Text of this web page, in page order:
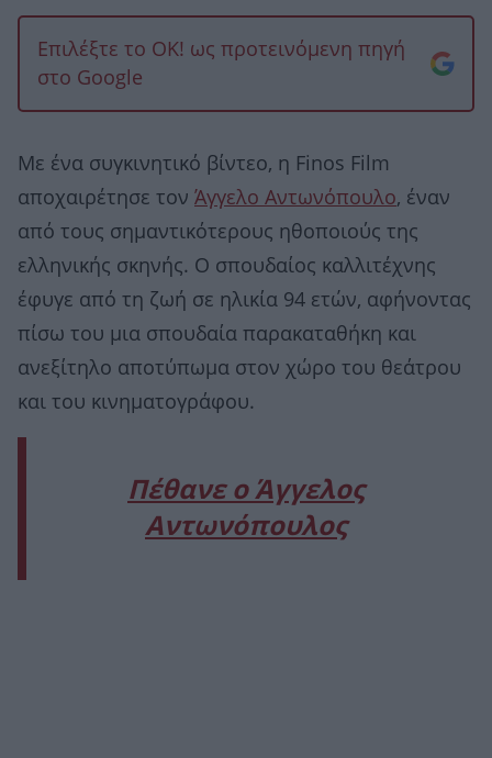
Επιλέξτε το OK! ως προτεινόμενη πηγή
στο Google
Με ένα συγκινητικό βίντεο, η Finos Film
αποχαιρέτησε τον Άγγελο Αντωνόπουλο, έναν
από τους σημαντικότερους ηθοποιούς της
ελληνικής σκηνής. Ο σπουδαίος καλλιτέχνης
έφυγε από τη ζωή σε ηλικία 94 ετών, αφήνοντας
πίσω του μια σπουδαία παρακαταθήκη και
ανεξίτηλο αποτύπωμα στον χώρο του θεάτρου
και του κινηματογράφου.
Πέθανε ο Άγγελος
Αντωνόπουλος